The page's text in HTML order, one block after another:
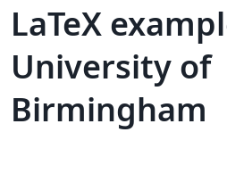
LaTeX
University of
Birmingham